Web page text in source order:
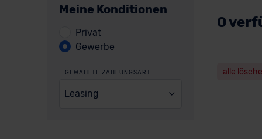
Meine Konditionen
Privat
Gewerbe
GEWÄHLTE ZAHLUNGSART
Leasing
0
alle